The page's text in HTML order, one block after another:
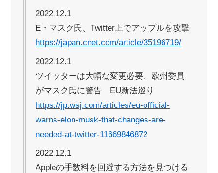
2022.12.1
E・マスク氏、Twitter上でアップルを攻撃
https://japan.cnet.com/article/35196719/
2022.12.1
ツイッターは大幅な変更必要、欧州委員
がマスク氏に警告 EU新法巡り
https://jp.wsj.com/articles/eu-official-
warns-elon-musk-that-changes-are-
needed-at-twitter-11669846872
2022.12.1
Appleの手数料を回避する方法を見つける